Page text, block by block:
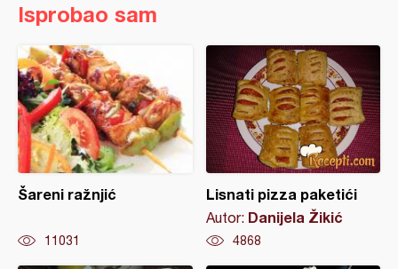
Isprobao sam
Šareni ražnjić
11031
Lisnati pizza paketići
Autor: Danijela Žikić
4868